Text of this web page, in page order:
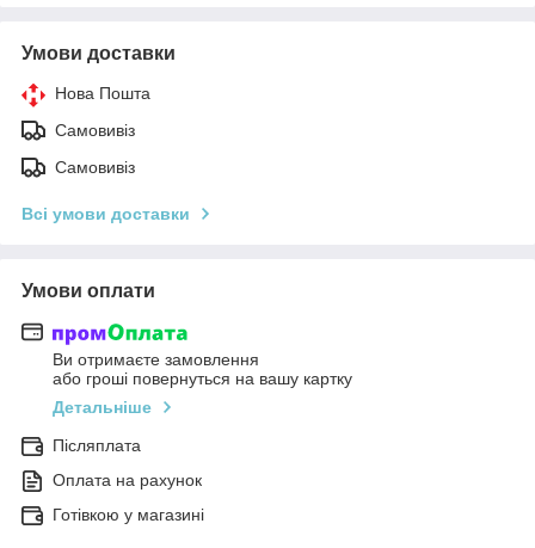
Умови доставки
Нова Пошта
Самовивіз
Самовивіз
Всі умови доставки
Умови оплати
Ви отримаєте замовлення
або гроші повернуться на вашу картку
Детальніше
Післяплата
Оплата на рахунок
Готівкою у магазині